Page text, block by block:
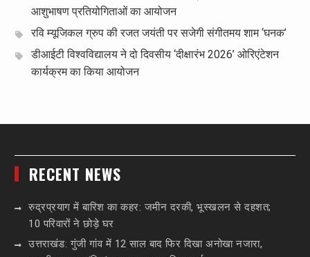
आशुभाषण प्रतियोगिताओं का आयोजन
रवि म्यूजिकल ग्रुप की रजत जयंती पर सजेगी संगीतमय शाम ‘घनक’
डीआईटी विश्वविद्यालय ने दो दिवसीय ‘दीक्षारंभ 2026’ ओरिएंटेशन
कार्यक्रम का किया आयोजन
RECENT NEWS
रुद्रप्रयाग में बारिश का कहर: जमीन दरकी, भूस्खलन से दहशत;
10 परिवारों ने छोड़े घर
उत्तराखंड: गुंजी गांव में 12 साल बाद फिर दिखा अनोखा नजारा,